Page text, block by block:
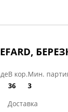
В кор.
36
Мин.
3
Доставка